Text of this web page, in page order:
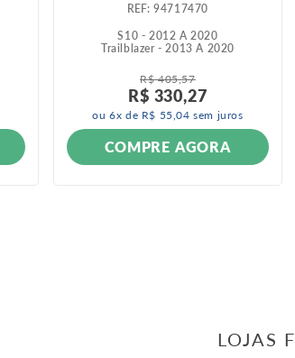
:94717470
S10 - 2012 A 2020
Trailblazer - 2013 A 2020
R$ 405,57
R$ 330,27
ou6x de R$ 55 ,04 sem juros
COMPRE AGORA
LOJAS